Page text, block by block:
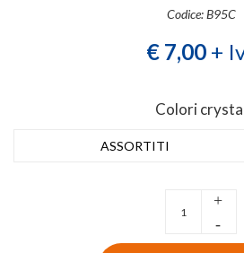
Codice: B95C
€ 7,00+
Colori
ASSORTITI
+
-